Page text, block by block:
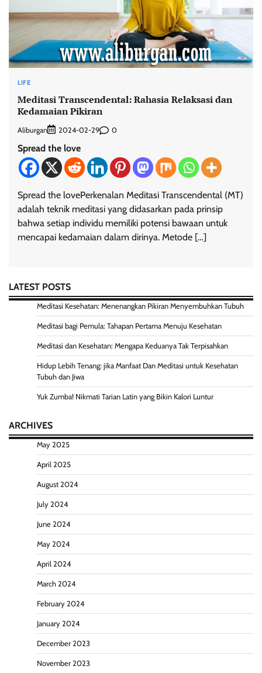
LIFE
Meditasi Transcendental: Rahasia Relaksasi dan
Kedamaian Pikiran
Aliburgan 2024-02-29 0
Spread the love
Spread the lovePerkenalan Meditasi Transcendental (MT)
adalah teknik meditasi yang didasarkan pada prinsip
bahwa setiap individu memiliki potensi bawaan untuk
mencapai kedamaian dalam dirinya. Metode […]
LATEST POSTS
Meditasi Kesehatan: Menenangkan Pikiran Menyembuhkan Tubuh
Meditasi bagi Pemula: Tahapan Pertama Menuju Kesehatan
Meditasi dan Kesehatan: Mengapa Keduanya Tak Terpisahkan
Hidup Lebih Tenang: jika Manfaat Dan Meditasi untuk Kesehatan
Tubuh dan Jiwa
Yuk Zumba! Nikmati Tarian Latin yang Bikin Kalori Luntur
ARCHIVES
May 2025
April 2025
August 2024
July 2024
June 2024
May 2024
April 2024
March 2024
February 2024
January 2024
December 2023
November 2023